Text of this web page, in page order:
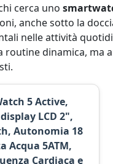
cerca uno
anche sotto la
nelle attività
dinamica, ma
5 Active,
LCD 2",
Autonomia 18
Acqua 5ATM,
Cardiaca e